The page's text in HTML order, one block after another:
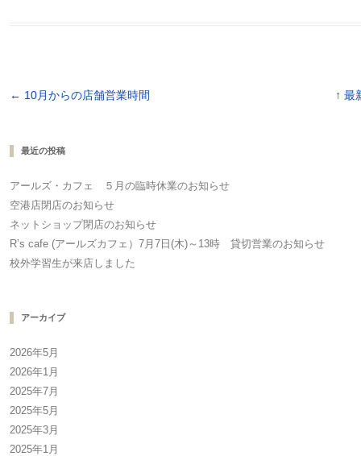
投稿ナビゲーション
← 10月からの店舗営業時間 ↑ 最
最近の投稿
アールズ・カフェ ５月の臨時休業のお知らせ
空港店閉店のお知らせ
ネットショップ閉店のお知らせ
R’s cafe (アールズカフェ）7月7日(木)～13時 貸切営業のお知らせ
校外学習生が来店しました
アーカイブ
2026年5月
2026年1月
2025年7月
2025年5月
2025年3月
2025年1月